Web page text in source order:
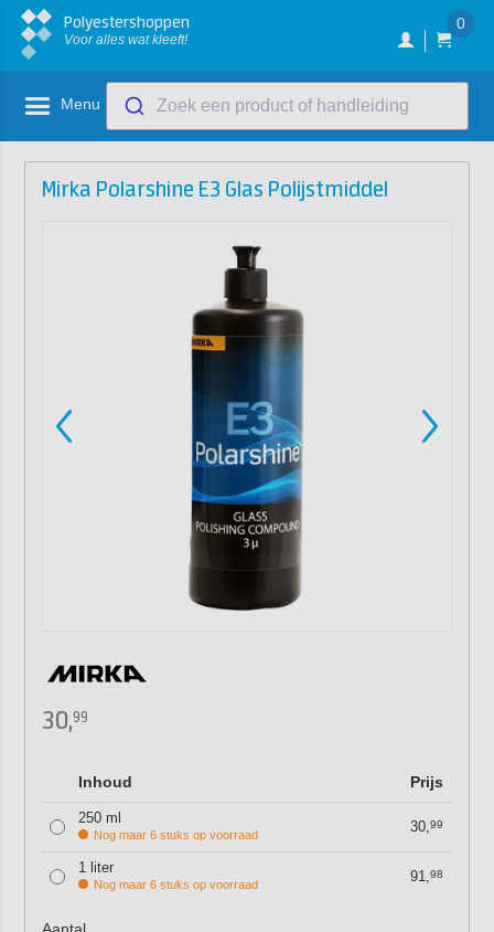
Polyestershoppen
Voor alles wat kleeft!
0
Menu Zoek een product of handleiding
Mirka Polarshine E3 Glas Polijstmiddel
30,99
Inhoud Prijs
250 ml
Nog maar 6 stuks op voorraad 30,99
1 liter
Nog maar 6 stuks op voorraad 91,98